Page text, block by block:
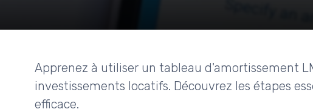
Apprenez à utiliser un tableau d'amortissement
investissements locatifs. Découvrez les étapes
efficace.